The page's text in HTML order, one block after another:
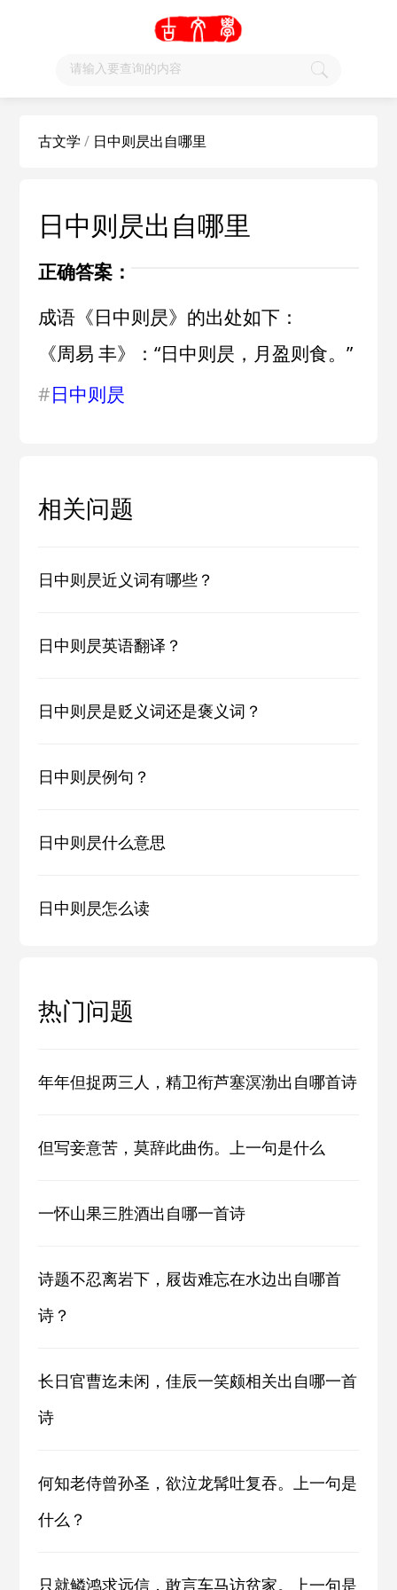
古文学 / 日中则昃出自哪里
日中则昃出自哪里
正确答案：
成语《日中则昃》的出处如下：
《周易 丰》：“日中则昃，月盈则食。”
#日中则昃
相关问题
日中则昃近义词有哪些？
日中则昃英语翻译？
日中则昃是贬义词还是褒义词？
日中则昃例句？
日中则昃什么意思
日中则昃怎么读
热门问题
年年但捉两三人，精卫衔芦塞溟渤出自哪首诗
但写妾意苦，莫辞此曲伤。上一句是什么
一怀山果三胜酒出自哪一首诗
诗题不忍离岩下，屐齿难忘在水边出自哪首
诗？
长日官曹迄未闲，佳辰一笑颇相关出自哪一首
诗
何知老侍曾孙圣，欲泣龙髯吐复吞。上一句是
什么？
只就鳞鸿求远信，敢言车马访贫家。上一句是